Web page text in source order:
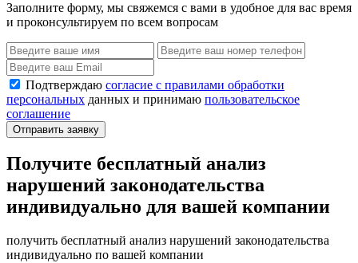
Заполните форму, мы свяжемся с вами в удобное для вас время
и проконсультируем по всем вопросам
Подтверждаю согласие с правилами обработки
персональных данных и принимаю пользовательское
соглашение
Отправить заявку
Получите бесплатный анализ
нарушений законодательства
индивидуально для вашей компании
получить бесплатный анализ нарушений законодательства
индивидуально по вашей компании